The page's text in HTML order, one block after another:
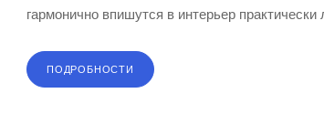
гармонично впишутся в интерьер
ПОДРОБНОСТИ